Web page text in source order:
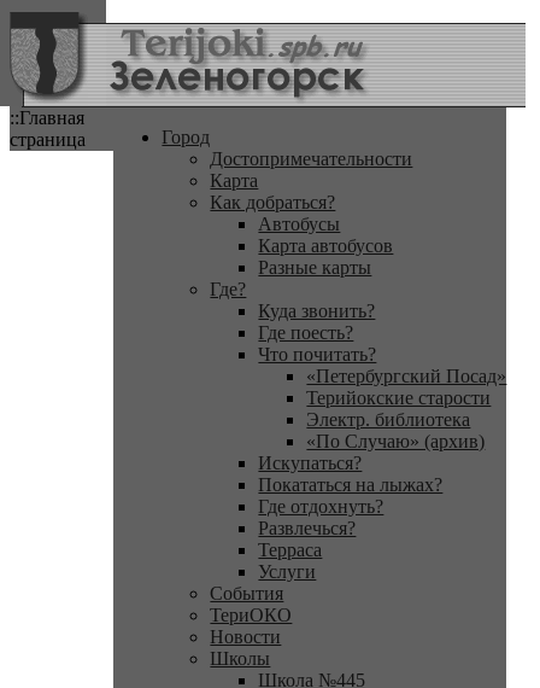
::Главная
страница
Город
Достопримечательности
Карта
Как добраться?
Автобусы
Карта автобусов
Разные карты
Где?
Куда звонить?
Где поесть?
Что почитать?
«Петербургский Посад»
Терийокские старости
Электр. библиотека
«По Случаю» (архив)
Искупаться?
Покататься на лыжах?
Где отдохнуть?
Развлечься?
Терраса
Услуги
События
ТериОКО
Новости
Школы
Школа №445